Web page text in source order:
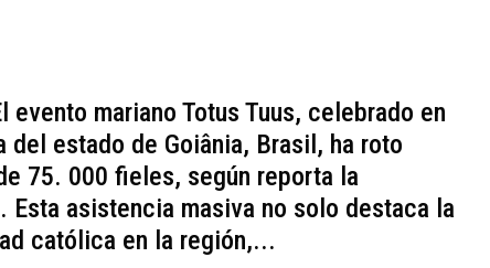
evento mariano Totus Tuus, celebrado en
del estado de Goiânia, Brasil, ha roto
75. 000 fieles, según reporta la
Esta asistencia masiva no solo destaca la
católica en la región,...